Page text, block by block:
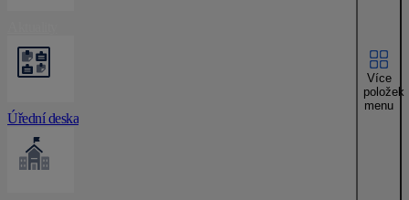
Úřední deska
Více
položek
menu